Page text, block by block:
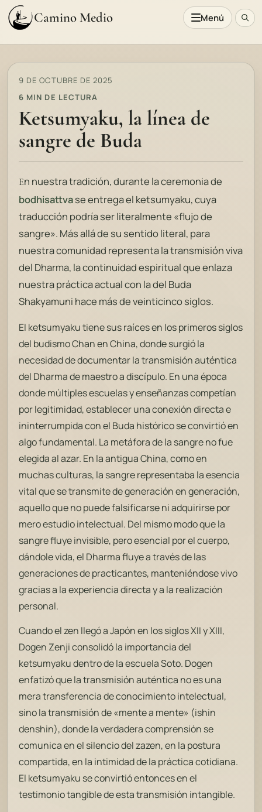
Camino Medio Menú
9 DE OCTUBRE DE 2025
6 MIN DE LECTURA
Ketsumyaku, la línea de
sangre de Buda
En nuestra tradición, durante la ceremonia de
bodhisattvase entrega el ketsumyaku, cuya
traducción podría ser literalmente «flujo de
sangre». Más allá de su sentido literal, para
nuestra comunidad representa la transmisión viva
del Dharma, la continuidad espiritual que enlaza
nuestra práctica actual con la del Buda
Shakyamuni hace más de veinticinco siglos.
El ketsumyaku tiene sus raíces en los primeros siglos
del budismo Chan en China, donde surgió la
necesidad de documentar la transmisión auténtica
del Dharma de maestro a discípulo. En una época
donde múltiples escuelas y enseñanzas competían
por legitimidad, establecer una conexión directa e
ininterrumpida con el Buda histórico se convirtió en
algo fundamental. La metáfora de la sangre no fue
elegida al azar. En la antigua China, como en
muchas culturas, la sangre representaba la esencia
vital que se transmite de generación en generación,
aquello que no puede falsificarse ni adquirirse por
mero estudio intelectual. Del mismo modo que la
sangre fluye invisible, pero esencial por el cuerpo,
dándole vida, el Dharma fluye a través de las
generaciones de practicantes, manteniéndose vivo
gracias a la experiencia directa y a la realización
personal.
Cuando el zen llegó a Japón en los siglos XII y XIII,
Dogen Zenji consolidó la importancia del
ketsumyaku dentro de la escuela Soto. Dogen
enfatizó que la transmisión auténtica no es una
mera transferencia de conocimiento intelectual,
sino la transmisión de «mente a mente» (ishin
denshin), donde la verdadera comprensión se
comunica en el silencio del zazen, en la postura
compartida, en la intimidad de la práctica cotidiana.
El ketsumyaku se convirtió entonces en el
testimonio tangible de esta transmisión intangible.